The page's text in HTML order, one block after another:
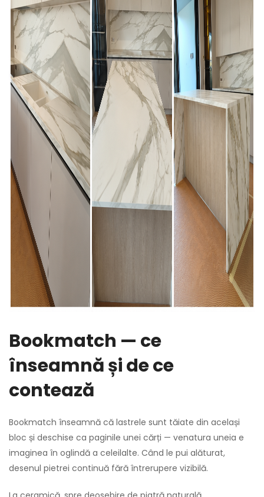
Bookmatch — ce
înseamnă și de ce
contează
Bookmatch înseamnă că lastrele sunt tăiate din același
bloc și deschise ca paginile unei cărți — venatura uneia e
imaginea în oglindă a celeilalte. Când le pui alăturat,
desenul pietrei continuă fără întrerupere vizibilă.